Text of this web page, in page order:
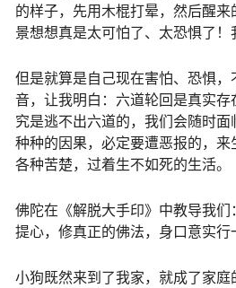
的样子，先用木棍打晕，然后醒
景想想真是太可怕了、太恐惧了！
但是就算是自己现在害怕、恐惧
音，让我明白：六道轮回是真实
究是逃不出六道的，我们会随时
种种的因果，必定要遭恶报的，
各种苦楚，过着生不如死的生活。
佛陀在《解脱大手印》中教导我
提心，修真正的佛法，身口意实
小狗既然来到了我家，就成了家